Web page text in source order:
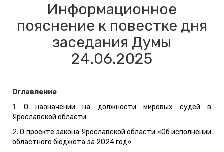
Информационное
пояснение к повестке дня
заседания Думы
24.06.2025
Оглавление
1.О назначении на должности мировых судей в
Ярославской области
2.О проекте закона Ярославской области «Об исполнении
областного бюджета за 2024 год»